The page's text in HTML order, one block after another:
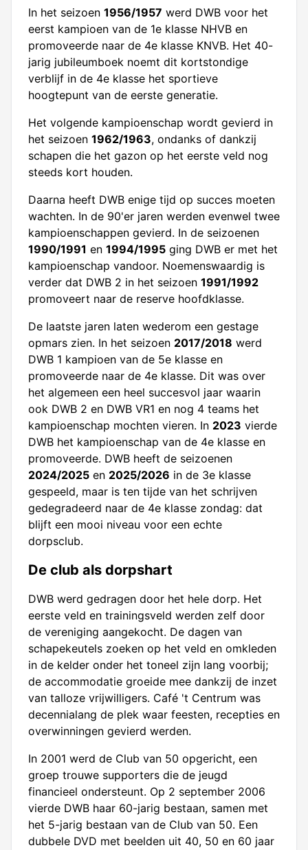
In het seizoen 1956/1957 werd DWB voor het
eerst kampioen van de 1e klasse NHVB en
promoveerde naar de 4e klasse KNVB. Het 40-
jarig jubileumboek noemt dit kortstondige
verblijf in de 4e klasse het sportieve
hoogtepunt van de eerste generatie.
Het volgende kampioenschap wordt gevierd in
het seizoen 1962/1963, ondanks of dankzij
schapen die het gazon op het eerste veld nog
steeds kort houden.
Daarna heeft DWB enige tijd op succes moeten
wachten. In de 90'er jaren werden evenwel twee
kampioenschappen gevierd. In de seizoenen
1990/1991 en 1994/1995 ging DWB er met het
kampioenschap vandoor. Noemenswaardig is
verder dat DWB 2 in het seizoen 1991/1992
promoveert naar de reserve hoofdklasse.
De laatste jaren laten wederom een gestage
opmars zien. In het seizoen 2017/2018 werd
DWB 1 kampioen van de 5e klasse en
promoveerde naar de 4e klasse. Dit was over
het algemeen een heel succesvol jaar waarin
ook DWB 2 en DWB VR1 en nog 4 teams het
kampioenschap mochten vieren. In 2023 vierde
DWB het kampioenschap van de 4e klasse en
promoveerde. DWB heeft de seizoenen
2024/2025 en 2025/2026 in de 3e klasse
gespeeld, maar is ten tijde van het schrijven
gedegradeerd naar de 4e klasse zondag: dat
blijft een mooi niveau voor een echte
dorpsclub.
De club als dorpshart
DWB werd gedragen door het hele dorp. Het
eerste veld en trainingsveld werden zelf door
de vereniging aangekocht. De dagen van
schapekeutels zoeken op het veld en omkleden
in de kelder onder het toneel zijn lang voorbij;
de accommodatie groeide mee dankzij de inzet
van talloze vrijwilligers. Café 't Centrum was
decennialang de plek waar feesten, recepties en
overwinningen gevierd werden.
In 2001 werd de Club van 50 opgericht, een
groep trouwe supporters die de jeugd
financieel ondersteunt. Op 2 september 2006
vierde DWB haar 60-jarig bestaan, samen met
het 5-jarig bestaan van de Club van 50. Een
dubbele DVD met beelden uit 40, 50 en 60 jaar